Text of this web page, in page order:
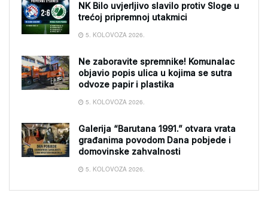
NK Bilo uvjerljivo slavilo protiv Sloge u
trećoj pripremnoj utakmici
5. KOLOVOZA 2026.
Ne zaboravite spremnike! Komunalac
objavio popis ulica u kojima se sutra
odvoze papir i plastika
5. KOLOVOZA 2026.
Galerija “Barutana 1991.” otvara vrata
građanima povodom Dana pobjede i
domovinske zahvalnosti
5. KOLOVOZA 2026.